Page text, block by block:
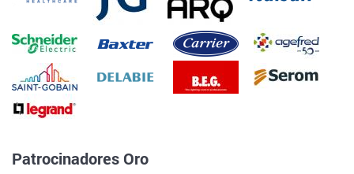
Patrocinadores Oro